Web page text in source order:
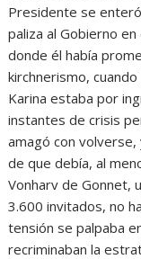
Presidente se
paliza al Gobierno
donde él había
kirchnerismo,
Karina estaba por
instantes de crisis
amagó con volverse,
de que debía, al
Vonharv de Gonnet,
3.600 invitados, no
tensión se palpaba
recriminaban la